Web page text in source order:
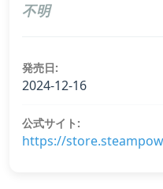
不明
発売日:
2024-12-16
公式サイト:
https://